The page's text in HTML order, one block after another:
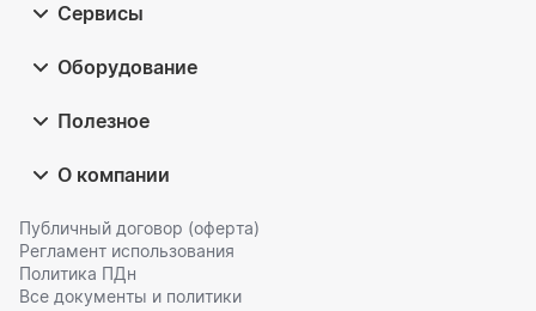
Сервисы
Оборудование
Полезное
О компании
Публичный договор (оферта)
Регламент использования
Политика ПДн
Все документы и политики